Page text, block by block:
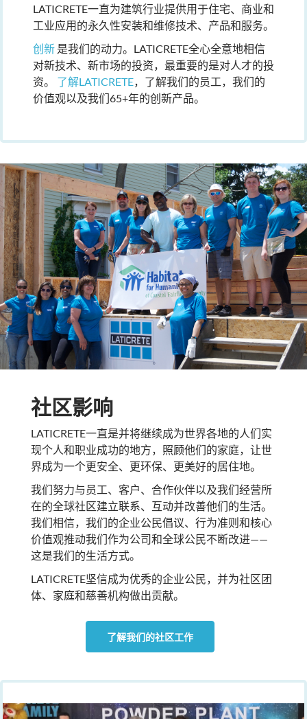
LATICRETE一直为建筑行业提供用于住宅、商业和
工业应用的永久性安装和维修技术、产品和服务。
创新 是我们的动力。LATICRETE全心全意地相信
对新技术、新市场的投资，最重要的是对人才的投
资。 了解LATICRETE，了解我们的员工，我们的
价值观以及我们65+年的创新产品。
社区影响
LATICRETE一直是并将继续成为世界各地的人们实
现个人和职业成功的地方，照顾他们的家庭，让世
界成为一个更安全、更环保、更美好的居住地。
我们努力与员工、客户、合作伙伴以及我们经营所
在的全球社区建立联系、互动并改善他们的生活。
我们相信，我们的企业公民倡议、行为准则和核心
价值观推动我们作为公司和全球公民不断改进——
这是我们的生活方式。
LATICRETE坚信成为优秀的企业公民，并为社区团
体、家庭和慈善机构做出贡献。
了解我们的社区工作